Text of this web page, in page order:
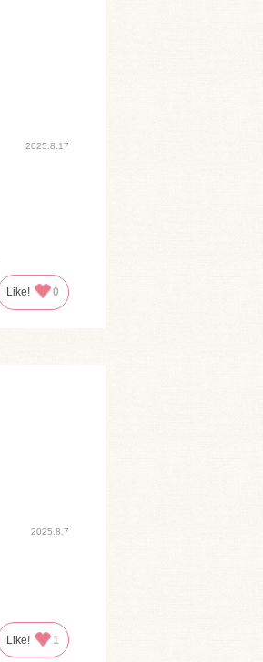
2025.8.17
Like! 0
2025.8.7
Like! 1